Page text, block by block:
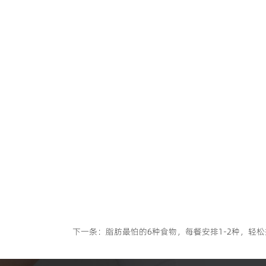
下一条： 脂肪最怕的6种食物，每餐安排1-2种，轻